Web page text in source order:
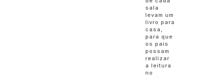
sala
levam um
livro para
casa,
para que
os pais
possam
realizar
a leitura
no